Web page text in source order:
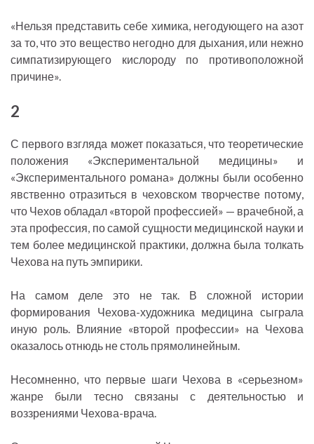
«Нельзя представить себе химика, негодующего на азот
за то, что это вещество негодно для дыхания, или нежно
симпатизирующего кислороду по противоположной
причине».
2
С первого взгляда может показаться, что теоретические
положения «Экспериментальной медицины» и
«Экспериментального романа» должны были особенно
явственно отразиться в чеховском творчестве потому,
что Чехов обладал «второй профессией» — врачебной, а
эта профессия, по самой сущности медицинской науки и
тем более медицинской практики, должна была толкать
Чехова на путь эмпирики.
На самом деле это не так. В сложной истории
формирования Чехова-художника медицина сыграла
иную роль. Влияние «второй профессии» на Чехова
оказалось отнюдь не столь прямолинейным.
Несомненно, что первые шаги Чехова в «серьезном»
жанре были тесно связаны с деятельностью и
воззрениями Чехова-врача.